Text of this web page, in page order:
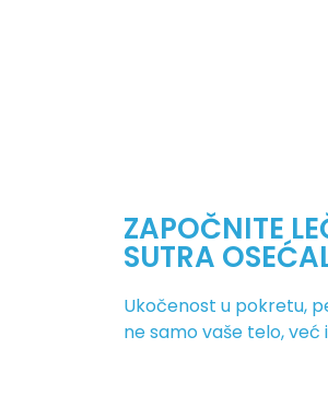
ZAPOČNITE
SUTRA
Ukočenost u pokretu,
ne samo vaše telo, već